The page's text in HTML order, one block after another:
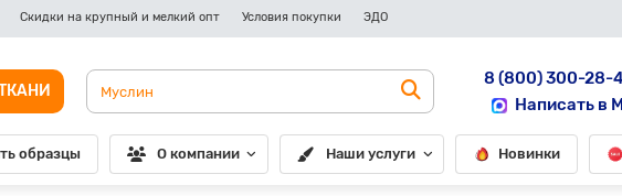
Скидки на крупный и мелкий опт Условия покупки ЭДО
8 (800) 300-28-
Написать в
образцы О компании Наши услуги Новинки